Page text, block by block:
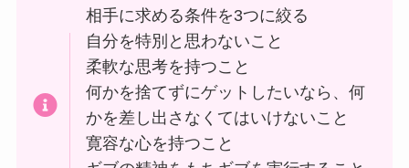
相手に求める条件を3つに絞る
自分を特別と思わないこと
柔軟な思考を持つこと
何かを捨てずにゲットしたいなら、何
かを差し出さなくてはいけないこと
寛容な心を持つこと